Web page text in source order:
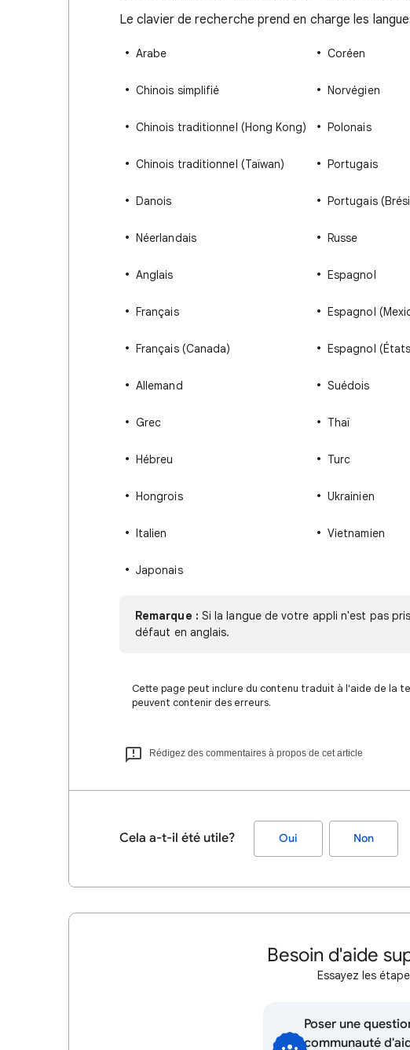
Le clavier de recherche prend en charge les
Arabe Coréen
Chinois simplifié Norvégien
Chinois traditionnel (Hong Kong) Polonais
Chinois traditionnel (Taïwan) Portugais
Danois Portugais
Néerlandais Russe
Anglais Espagnol
Français Espagnol
Français (Canada) Espagnol
Allemand Suédois
Grec Thaï
Hébreu Turc
Hongrois Ukrainien
Italien Vietnamien
Japonais
Remarque : Si la langue de votre appli n'est pas
défaut en anglais.
Cette page peut inclure du contenu traduit à l'aide de la
peuvent contenir des erreurs.
Rédigez des commentaires à propos de cet article
Cela a-t-il été utile? Oui Non
Besoin d'aide
Essayez les
Poser une
communauté